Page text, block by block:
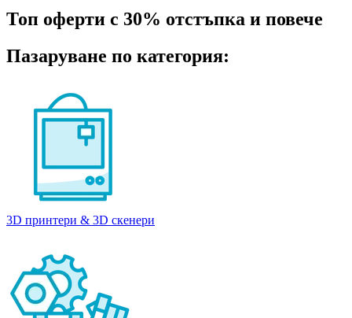
Топ оферти с 30% отстъпка и повече
Пазаруване по категория:
3D принтери & 3D скенери